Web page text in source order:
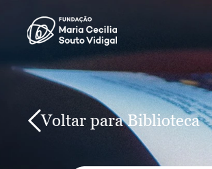
Voltar para Biblioteca